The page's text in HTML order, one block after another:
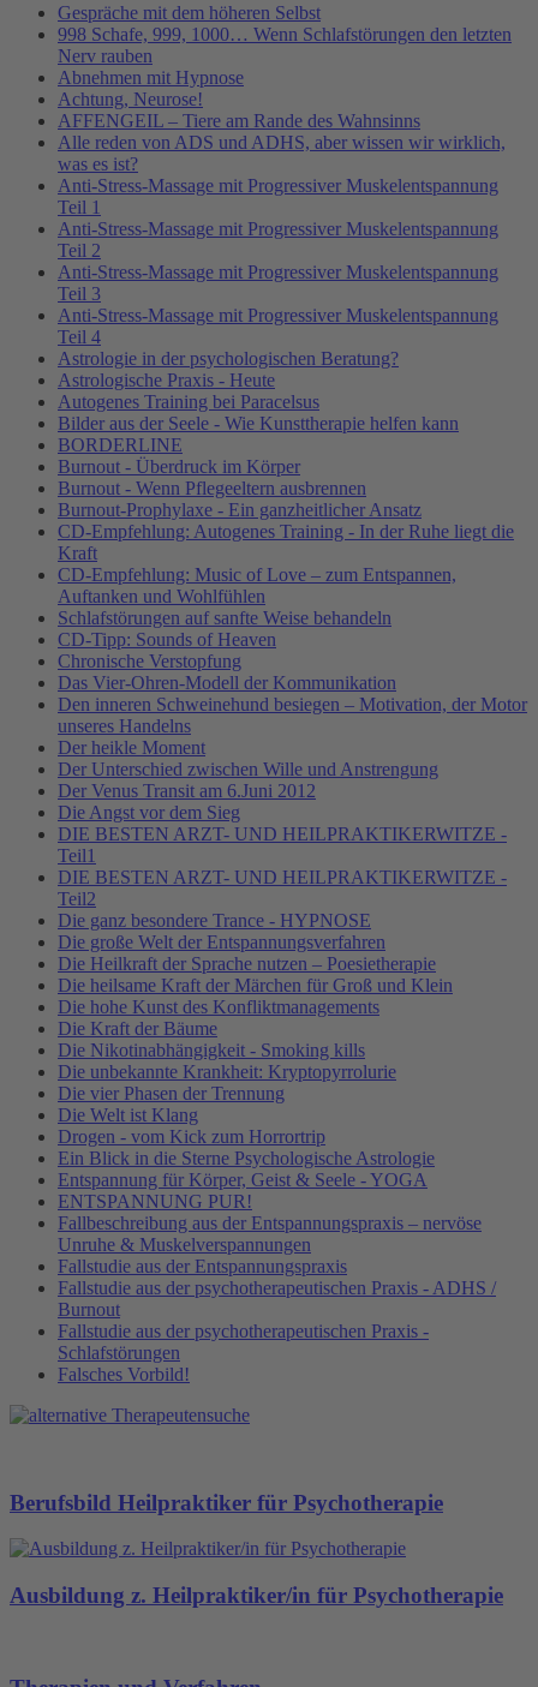
Gespräche mit dem höheren Selbst
998 Schafe, 999, 1000… Wenn Schlafstörungen den letzten
Nerv rauben
Abnehmen mit Hypnose
Achtung, Neurose!
AFFENGEIL – Tiere am Rande des Wahnsinns
Alle reden von ADS und ADHS, aber wissen wir wirklich,
was es ist?
Anti-Stress-Massage mit Progressiver Muskelentspannung
Teil 1
Anti-Stress-Massage mit Progressiver Muskelentspannung
Teil 2
Anti-Stress-Massage mit Progressiver Muskelentspannung
Teil 3
Anti-Stress-Massage mit Progressiver Muskelentspannung
Teil 4
Astrologie in der psychologischen Beratung?
Astrologische Praxis - Heute
Autogenes Training bei Paracelsus
Bilder aus der Seele - Wie Kunsttherapie helfen kann
BORDERLINE
Burnout - Überdruck im Körper
Burnout - Wenn Pflegeeltern ausbrennen
Burnout-Prophylaxe - Ein ganzheitlicher Ansatz
CD-Empfehlung: Autogenes Training - In der Ruhe liegt die
Kraft
CD-Empfehlung: Music of Love – zum Entspannen,
Auftanken und Wohlfühlen
Schlafstörungen auf sanfte Weise behandeln
CD-Tipp: Sounds of Heaven
Chronische Verstopfung
Das Vier-Ohren-Modell der Kommunikation
Den inneren Schweinehund besiegen – Motivation, der Motor
unseres Handelns
Der heikle Moment
Der Unterschied zwischen Wille und Anstrengung
Der Venus Transit am 6.Juni 2012
Die Angst vor dem Sieg
DIE BESTEN ARZT- UND HEILPRAKTIKERWITZE -
Teil1
DIE BESTEN ARZT- UND HEILPRAKTIKERWITZE -
Teil2
Die ganz besondere Trance - HYPNOSE
Die große Welt der Entspannungsverfahren
Die Heilkraft der Sprache nutzen – Poesietherapie
Die heilsame Kraft der Märchen für Groß und Klein
Die hohe Kunst des Konfliktmanagements
Die Kraft der Bäume
Die Nikotinabhängigkeit - Smoking kills
Die unbekannte Krankheit: Kryptopyrrolurie
Die vier Phasen der Trennung
Die Welt ist Klang
Drogen - vom Kick zum Horrortrip
Ein Blick in die Sterne Psychologische Astrologie
Entspannung für Körper, Geist & Seele - YOGA
ENTSPANNUNG PUR!
Fallbeschreibung aus der Entspannungspraxis – nervöse
Unruhe & Muskelverspannungen
Fallstudie aus der Entspannungspraxis
Fallstudie aus der psychotherapeutischen Praxis - ADHS /
Burnout
Fallstudie aus der psychotherapeutischen Praxis -
Schlafstörungen
Falsches Vorbild!
Berufsbild Heilpraktiker für Psychotherapie
Ausbildung z. Heilpraktiker/in für Psychotherapie